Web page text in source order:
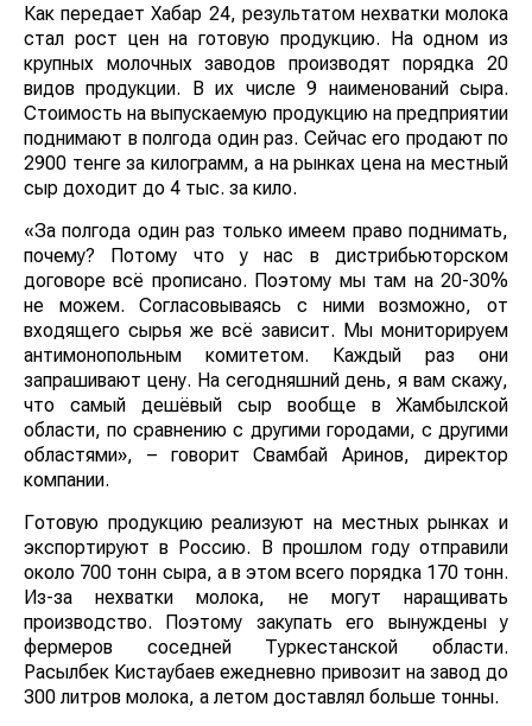
Как передает Хабар 24, результатом нехватки молока
стал рост цен на готовую продукцию. На одном из
крупных молочных заводов производят порядка 20
видов продукции. В их числе 9 наименований сыра.
Стоимость на выпускаемую продукцию на предприятии
поднимают в полгода один раз. Сейчас его продают по
2900 тенге за килограмм, а на рынках цена на местный
сыр доходит до 4 тыс. за кило.
«За полгода один раз только имеем право поднимать,
почему? Потому что у нас в дистрибьюторском
договоре всё прописано. Поэтому мы там на 20-30%
не можем. Согласовываясь с ними возможно, от
входящего сырья же всё зависит. Мы мониторируем
антимонопольным комитетом. Каждый раз они
запрашивают цену. На сегодняшний день, я вам скажу,
что самый дешёвый сыр вообще в Жамбылской
области, по сравнению с другими городами, с другими
областями», – говорит Свамбай Аринов, директор
компании.
Готовую продукцию реализуют на местных рынках и
экспортируют в Россию. В прошлом году отправили
около 700 тонн сыра, а в этом всего порядка 170 тонн.
Из-за нехватки молока, не могут наращивать
производство. Поэтому закупать его вынуждены у
фермеров соседней Туркестанской области.
Расылбек Кистаубаев ежедневно привозит на завод до
300 литров молока, а летом доставлял больше тонны.